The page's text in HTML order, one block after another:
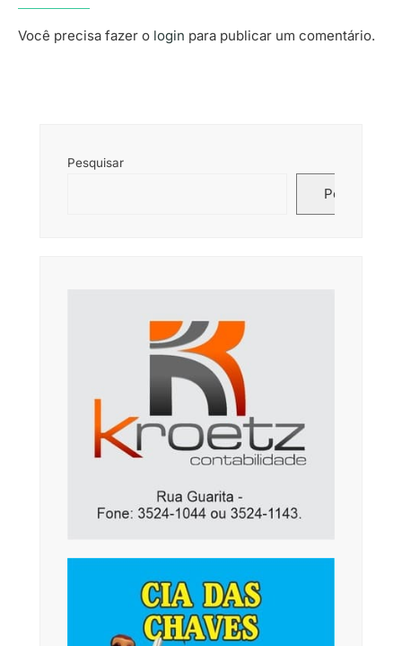
Você precisa fazer o login para publicar um comentário.
Pesquisar
Pesquisar